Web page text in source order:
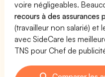
voire négligeables.
recours à des assurances
(travailleur non salarié) et
avec SideCare les
TNS pour Chef de